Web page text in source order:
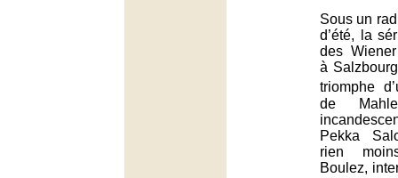
Sous un
d’été, la
des
à
triomphe
de
Pekka
rien
Boulez,